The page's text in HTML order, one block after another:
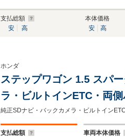
支払総額
安
高
本体価格
安
高
ホンダ
ステップワゴン 1.5 スパ
ラ・ビルトインETC・両
路外逸脱抑制機能・アダ
ト・純正16インチAW・レ
支払総額 車両本体価格